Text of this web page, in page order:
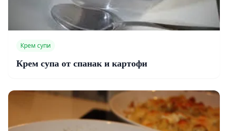
Крем супи
Крем супа от спанак и картофи